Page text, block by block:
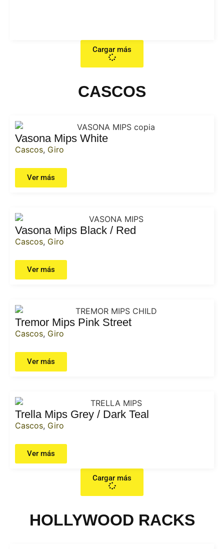
Cargar más
CASCOS
Vasona Mips White
Cascos, Giro
Ver más
Vasona Mips Black / Red
Cascos, Giro
Ver más
Tremor Mips Pink Street
Cascos, Giro
Ver más
Trella Mips Grey / Dark Teal
Cascos, Giro
Ver más
Cargar más
HOLLYWOOD RACKS